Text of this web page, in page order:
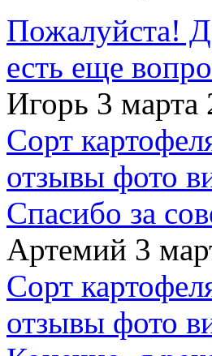
Пожалуйста!
есть еще
Игорь 3 марта
Сорт
отзывы фото
Спасибо за
Артемий 3
Сорт
отзывы фото